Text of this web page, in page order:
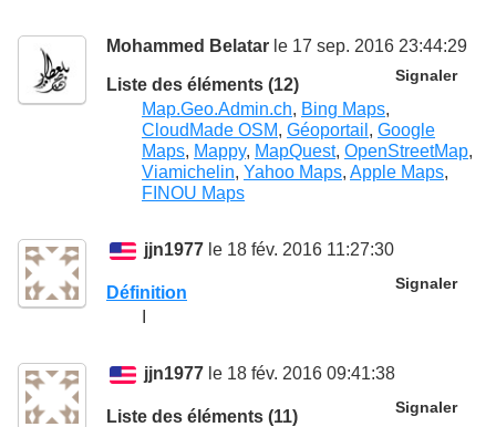
Mohammed Belatar le 17 sep. 2016 23:44:29
Signaler
Liste des éléments (12)
Map.Geo.Admin.ch, Bing Maps,
CloudMade OSM, Géoportail , Google
Maps, Mappy, MapQuest, OpenStreetMap,
Viamichelin, Yahoo Maps, Apple Maps,
FINOU Maps
jjn1977 le 18 fév. 2016 11:27:30
Signaler
Définition
jjn1977 le 18 fév. 2016 09:41:38
Signaler
Liste des éléments (11)